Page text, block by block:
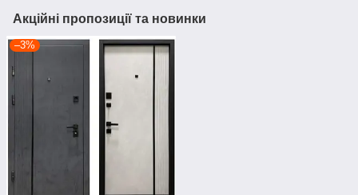
Акційні пропозиції та новинки
–3%